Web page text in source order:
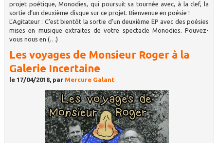
projet poétique, Monodies, qui poursuit sa tournée avec, à la clef, la
sortie d’un deuxième disque sur ce projet. Bienvenue en poésie !
L’Agitateur : C’est bientôt la sortie d’un deuxième EP avec des poésies
mises en musique extraites de votre spectacle Monodies. Pouvez-
vous nous en (…)
Les voyages de Monsieur Roger à la
Galerie Incertaine
le 17/04/2018, par Mercure Galant